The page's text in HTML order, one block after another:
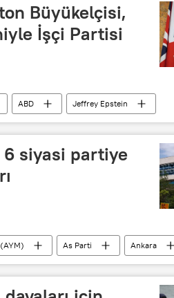
Büyükelçisi,
İşçi Partisi
ABD Jeffrey Epstein
6 siyasi partiye
As Parti Ankara